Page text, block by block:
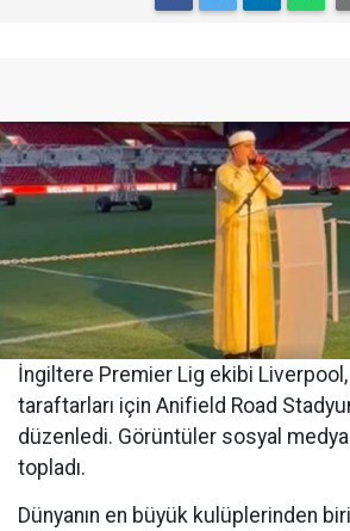
İngiltere Premier Lig ekibi
taraftarları için Anifield Road
düzenledi. Görüntüler sosyal
topladı.
Dünyanın en büyük kulüplerinden